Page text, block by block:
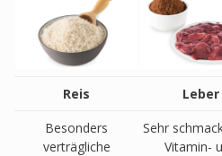
Reis Leber
Besonders
verträgliche
Sehr
Vitamin-